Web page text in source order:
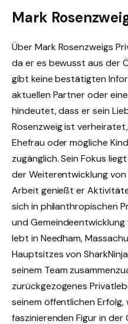
Mark
Über Mark Rosenzweigs
da er es bewusst aus der
gibt keine bestätigten
aktuellen Partner oder
hindeutet, dass er sein
Rosenzweig ist
Ehefrau oder mögliche
zugänglich. Sein Fokus
der Weiterentwicklung
Arbeit genießt er
sich in philanthropischen
und
lebt in Needham,
Hauptsitzes von
seinem Team
zurückgezogenes
seinem öffentlichen Erfolg,
faszinierenden Figur in